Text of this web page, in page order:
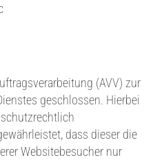
(AVV) zur
geschlossen. Hierbei
dass dieser die
Websitebesucher nur